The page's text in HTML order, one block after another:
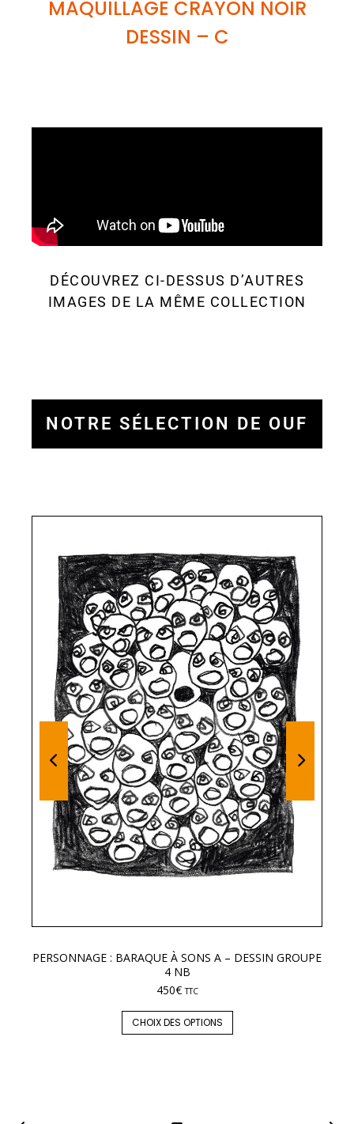
MAQUILLAGE CRAYON NOIR
DESSIN – C
DÉCOUVREZ CI-DESSUS D’AUTRES
IMAGES DE LA MÊME COLLECTION
NOTRE SÉLECTION DE OUF
PERSONNAGE : BARAQUE À SONS A – DESSIN GROUPE
4 NB
450€ TTC
CHOIX DES OPTIONS